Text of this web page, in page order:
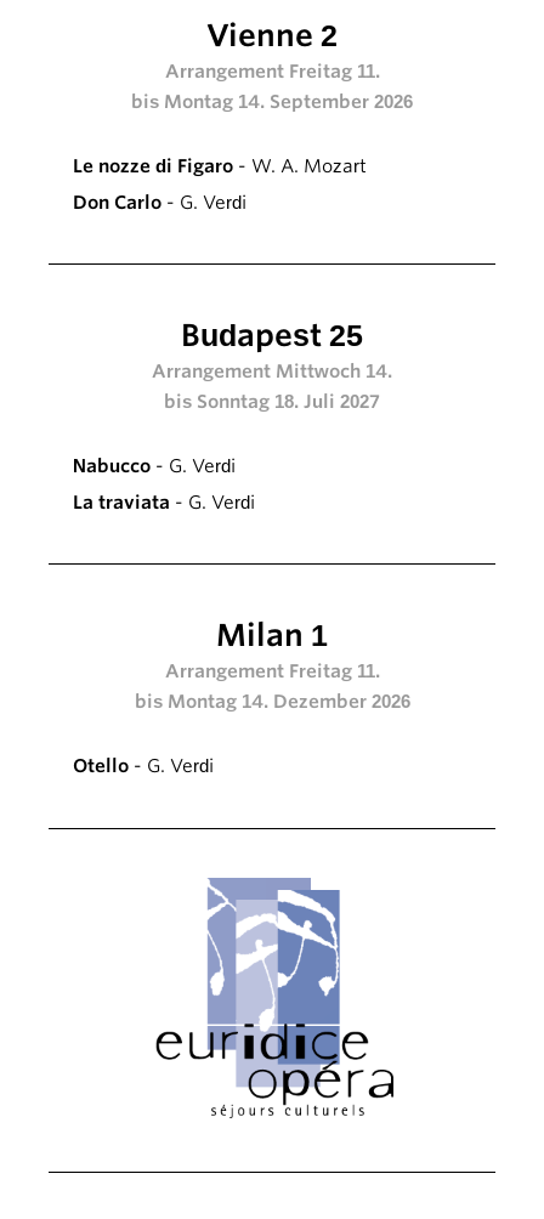
Vienne 2
Arrangement Freitag 11.
bis Montag 14. September 2026
Le nozze di Figaro - W. A. Mozart
Don Carlo - G. Verdi
Budapest 25
Arrangement Mittwoch 14.
bis Sonntag 18. Juli 2027
Nabucco - G. Verdi
La traviata - G. Verdi
Milan 1
Arrangement Freitag 11.
bis Montag 14. Dezember 2026
Otello - G. Verdi